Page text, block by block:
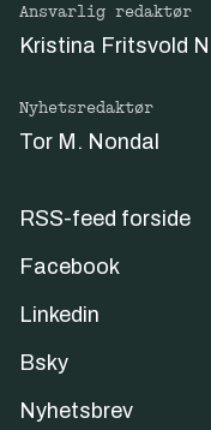
Ansvarlig redaktør
Kristina Fritsvold
Nyhetsredaktør
Tor M. Nondal
RSS-feed forside
Facebook
Linkedin
Bsky
Nyhetsbrev